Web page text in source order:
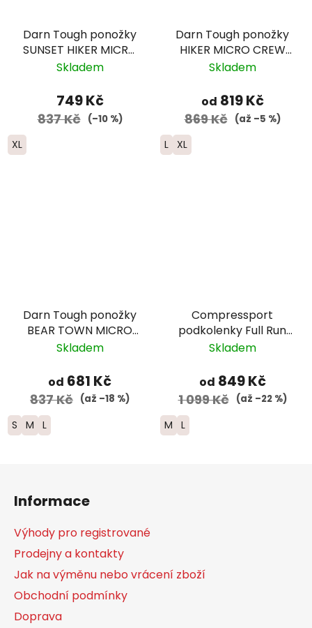
Darn Tough ponožky
SUNSET HIKER MICRO
CREW Lightweight
černé/šedé
Skladem
749 Kč
837 Kč (–10 %)
XL
Darn Tough ponožky
HIKER MICRO CREW
Midweight Merino -
Skladem
od 819 Kč
869 Kč (až –5 %)
L XL
Darn Tough ponožky
BEAR TOWN MICRO
CREW Lightweight
modré
Skladem
od 681 Kč
837 Kč (až –18 %)
S M L
Compressport
podkolenky Full Run
Winter - černá/
Skladem
od 849 Kč
1 099 Kč (až –22 %)
M L
Informace
Výhody pro registrované
Prodejny a kontakty
Jak na výměnu nebo vrácení zboží
Obchodní podmínky
Doprava